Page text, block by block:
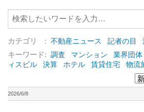
カテゴリ : 不動産ニュース 記者の目
キーワード: 調査 マンション 業界団体
ィスビル
決算 ホテル 賃貸住宅 物流
東
野村不動産
2026/6/8